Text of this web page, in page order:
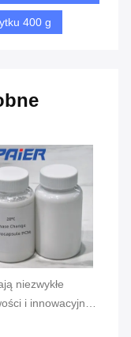
400 g
niezwykłe
i innowacyjny